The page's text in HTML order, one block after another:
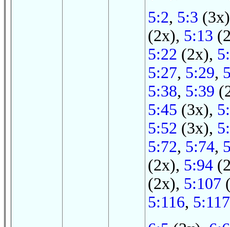
5:2, 5:3
(2x), 5:13
5:22 (2x),
5:27, 5:29,
5:38, 5:39
5:45 (3x),
5:52 (3x),
5:72, 5:74,
(2x), 5:94
(2x), 5:107
5:116, 5:117